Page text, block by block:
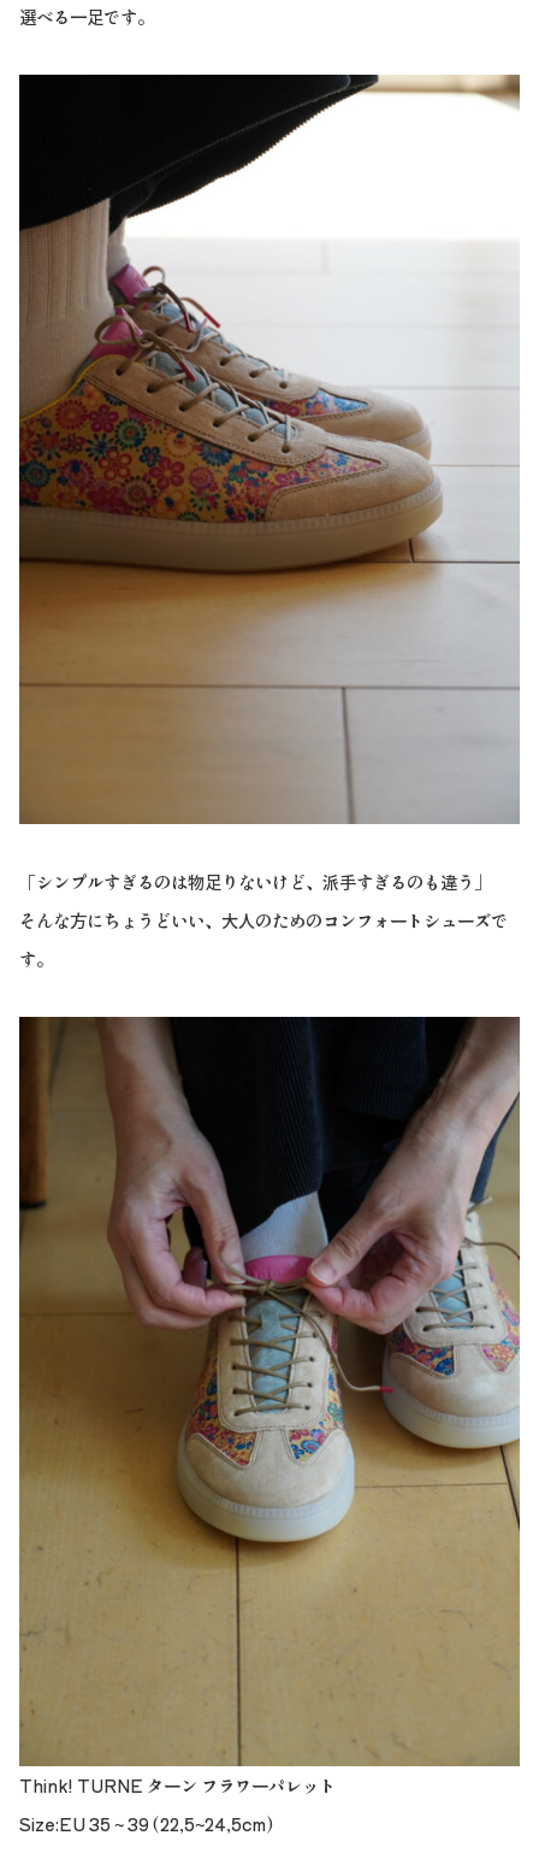
選べる一足です。
「シンプルすぎるのは物足りないけど、派手すぎるのも違う」
そんな方にちょうどいい、大人のためのコンフォートシューズで
す。
Think! TURNE ターン フラワーパレット
Size:EU 35 ~ 39 (22,5~24,5cm)